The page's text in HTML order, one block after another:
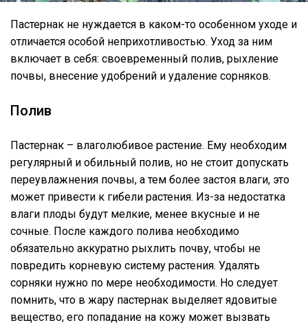
Пастернак не нуждается в каком-то особенном уходе и
отличается особой неприхотливостью. Уход за ним
включает в себя: своевременный полив, рыхление
почвы, внесение удобрений и удаление сорняков.
Полив
Пастернак – влаголюбивое растение. Ему необходим
регулярный и обильный полив, но не стоит допускать
переувлажнения почвы, а тем более застоя влаги, это
может привести к гибели растения. Из-за недостатка
влаги плоды будут мелкие, менее вкусные и не
сочные. После каждого полива необходимо
обязательно аккуратно рыхлить почву, чтобы не
повредить корневую систему растения. Удалять
сорняки нужно по мере необходимости. Но следует
помнить, что в жару пастернак выделяет ядовитые
вещество, его попадание на кожу может вызвать